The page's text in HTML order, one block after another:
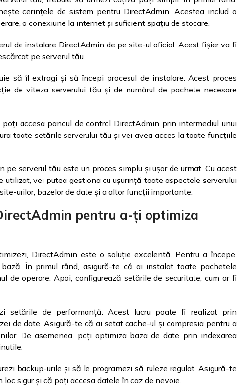
cerințele de sistem pentru DirectAdmin. Acestea includ o
o conexiune la internet și suficient spațiu de stocare.
de instalare DirectAdmin de pe site-ul oficial. Acest fișier va fi
pe serverul tău.
să îl extragi și să începi procesul de instalare. Acest proces
de viteza serverului tău și de numărul de pachete necesare
accesa panoul de control DirectAdmin prin intermediul unui
toate setările serverului tău și vei avea acces la toate funcțiile
pe serverul tău este un proces simplu și ușor de urmat. Cu acest
utilizat, vei putea gestiona cu ușurință toate aspectele serverului
urilor, bazelor de date și a altor funcții importante.
pentru a-ți optimiza
DirectAdmin este o soluție excelentă. Pentru a începe,
În primul rând, asigură-te că ai instalat toate pachetele
de operare. Apoi, configurează setările de securitate, cum ar fi
setările de performanță. Acest lucru poate fi realizat prin
de date. Asigură-te că ai setat cache-ul și compresia pentru a
De asemenea, poți optimiza baza de date prin indexarea
backup-urile și să le programezi să ruleze regulat. Asigură-te
sigur și că poți accesa datele în caz de nevoie.